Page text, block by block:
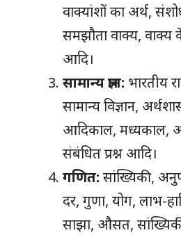
वाक्यांशों का अर्थ,
समझौता वाक्य,
आदि।
सामान्य ज्ञान: भारतीय
सामान्य विज्ञान,
आदिकाल, मध्यकाल,
संबंधित प्रश्न आदि।
गणित: सांख्यिकी,
दर, गुणा, योग, लाभ-
साझा, औसत,